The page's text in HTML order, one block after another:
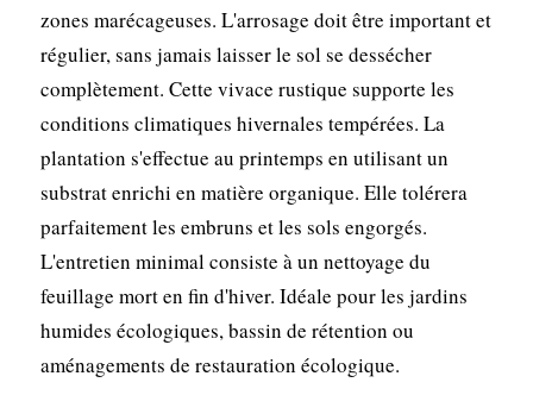
zones marécageuses. L'arrosage doit être important et
régulier, sans jamais laisser le sol se dessécher
complètement. Cette vivace rustique supporte les
conditions climatiques hivernales tempérées. La
plantation s'effectue au printemps en utilisant un
substrat enrichi en matière organique. Elle tolérera
parfaitement les embruns et les sols engorgés.
L'entretien minimal consiste à un nettoyage du
feuillage mort en fin d'hiver. Idéale pour les jardins
humides écologiques, bassin de rétention ou
aménagements de restauration écologique.